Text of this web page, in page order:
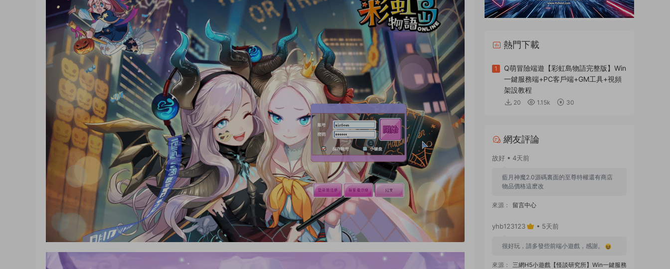
熱門下載
1
Q萌冒險端遊【彩虹島物語完整版】Win
一鍵服務端+PC客戶端+GM工具+視頻
架設教程
20 1.15k 30
網友評論
故好 • 4天前
藍月神魔2.0源碼裏面的至尊特權還有商店
物品價格這麽改
來源： 留言中心
yhb123123 • 5天前
很好玩，請多發些前端小遊戲，感謝。
來源：
三網H5小遊戲【怪談研究所】Win一鍵服務